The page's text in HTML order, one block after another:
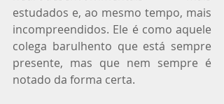
estudados e, ao mesmo tempo, mais
incompreendidos. Ele é como aquele
colega barulhento que está sempre
presente, mas que nem sempre é
notado da forma certa.